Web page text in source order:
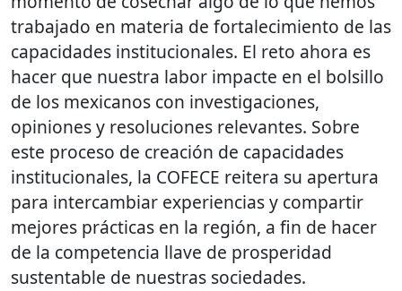
trabajado en materia de fortalecimiento de las
capacidades institucionales. El reto ahora es
hacer que nuestra labor impacte en el bolsillo
de los mexicanos con investigaciones,
opiniones y resoluciones relevantes. Sobre
este proceso de creación de capacidades
institucionales, la COFECE reitera su apertura
para intercambiar experiencias y compartir
mejores prácticas en la región, a fin de hacer
de la competencia llave de prosperidad
sustentable de nuestras sociedades.